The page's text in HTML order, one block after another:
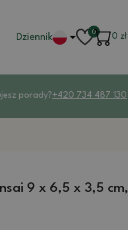
Dziennik 0
0 zł
porady?+420 734 487 130
9 x 6,5 x 3,5 cm,